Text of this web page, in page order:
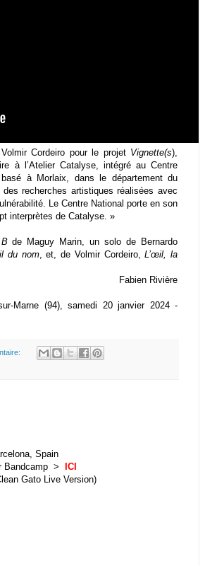
Cordeiro pour le projet Vignette(s),
à l’Atelier Catalyse, intégré au Centre
à Morlaix, dans le département du
recherches artistiques réalisées avec
Le Centre National porte en son
interprètes de Catalyse. »
de Maguy Marin, un solo de Bernardo
du nom, et, de Volmir Cordeiro,L’œil, la
Fabien Rivière
Marne (94), samedi 20 janvier 2024 -
Spain
Bandcamp >
ICI
Gato Live Version)